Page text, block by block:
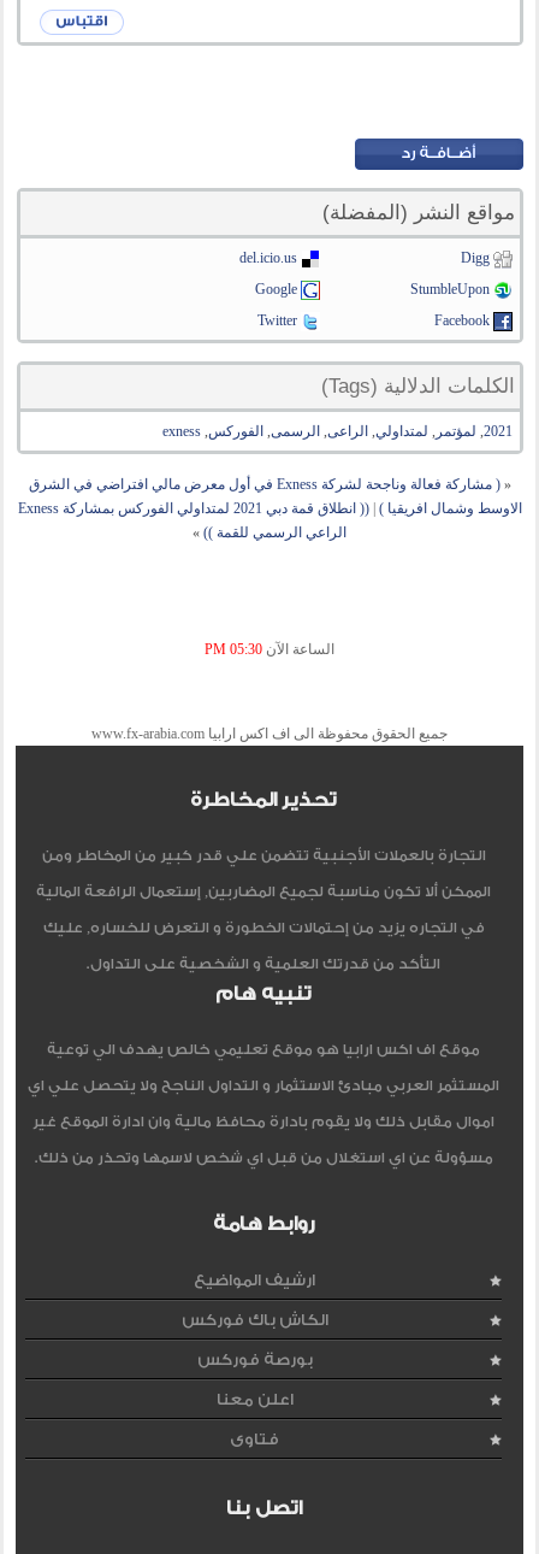
مواقع النشر (المفضلة)
Digg
del.icio.us
StumbleUpon
Google
Facebook
Twitter
الكلمات الدلالية (Tags)
2021
, لمؤتمر , لمتداولي, الراعى, الرسمى, الفوركس,
exness
«
( مشاركة فعالة وناجحة لشركة Exness في أول معرض مالي افتراضي في الشرق
الاوسط وشمال افريقيا ) |
(( انطلاق قمة دبي 2021 لمتداولي الفوركس بمشاركة Exness
الراعي الرسمي للقمة )) »
الساعة الآن 05:30 PM
جميع الحقوق محفوظة الى اف اكس ارابيا www.fx-arabia.com
تحذير المخاطرة
التجارة بالعملات الأجنبية تتضمن علي قدر كبير من المخاطر ومن
الممكن ألا تكون مناسبة لجميع المضاربين, إستعمال الرافعة المالية
في التجاره يزيد من إحتمالات الخطورة و التعرض للخساره, عليك
التأكد من قدرتك العلمية و الشخصية على التداول.
تنبيه هام
موقع اف اكس ارابيا هو موقع تعليمي خالص يهدف الي توعية
المستثمر العربي مبادئ الاستثمار و التداول الناجح ولا يتحصل علي اي
اموال مقابل ذلك ولا يقوم بادارة محافظ مالية وان ادارة الموقع غير
مسؤولة عن اي استغلال من قبل اي شخص لاسمها وتحذر من ذلك.
روابط هامة
ارشيف المواضيع
الكاش باك فوركس
بورصة فوركس
اعلن معنا
فتاوى
اتصل بنا